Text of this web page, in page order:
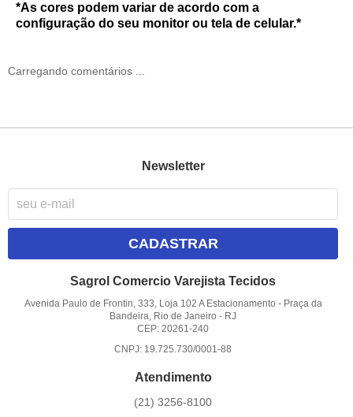
*As cores podem variar de acordo com a
configuração do seu monitor ou tela de celular.*
Carregando comentários ...
Newsletter
CADASTRAR
Sagrol Comercio Varejista Tecidos
Avenida Paulo de Frontin, 333, Loja 102 A Estacionamento - Praça da
Bandeira, Rio de Janeiro - RJ
CEP: 20261-240
CNPJ: 19.725.730/0001-88
Atendimento
(21) 3256-8100